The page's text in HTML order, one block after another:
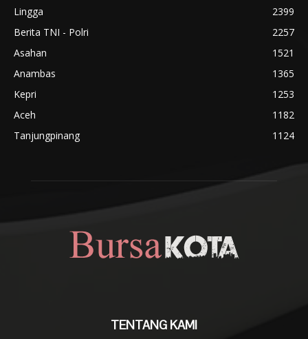
Lingga
2399
Berita TNI - Polri
2257
Asahan
1521
Anambas
1365
Kepri
1253
Aceh
1182
Tanjungpinang
1124
TENTANG KAMI